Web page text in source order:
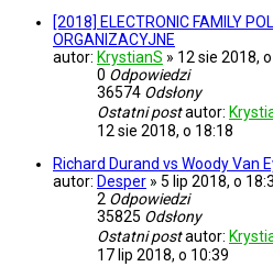
[2018] ELECTRONIC FAMILY
ORGANIZACYJNE
autor: KrystianS » 12 sie 2018,
0 Odpowiedzi
36574 Odsłony
Ostatni postautor:
12 sie 2018, o 18:18
Richard Durand vs Woody Van
autor: Desper » 5 lip 2018, o
2 Odpowiedzi
35825 Odsłony
Ostatni postautor:
17 lip 2018, o 10:39